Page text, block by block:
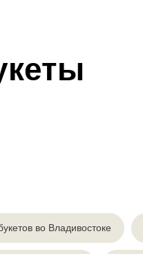
во Владивостоке